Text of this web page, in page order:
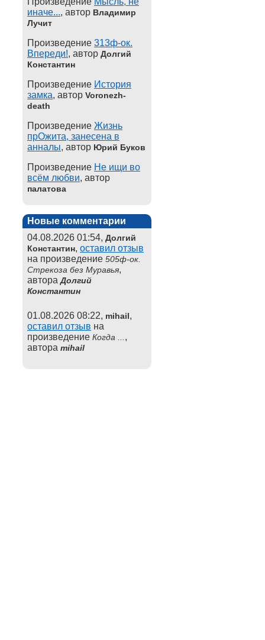
иначе..., автор Владимир
Лучит
Произведение 313ф-ок.
Впереди!, автор Долгий
Константин
Произведение История
замка, автор Voronezh-
death
Произведение Жизнь
прОжита, занесена в
анналы, автор Юрий Буков
Произведение Не ищи во
всём любви, автор
палатова
Новые комментарии
04.08.2026 01:54, Долгий
Константин, оставил отзыв
на произведение 505ф-ок.
Стрекоза без Муравья,
автораДолгий
Константин
01.08.2026 08:22, mihail,
оставил отзыв на
произведение Когда ... ,
автора mihail